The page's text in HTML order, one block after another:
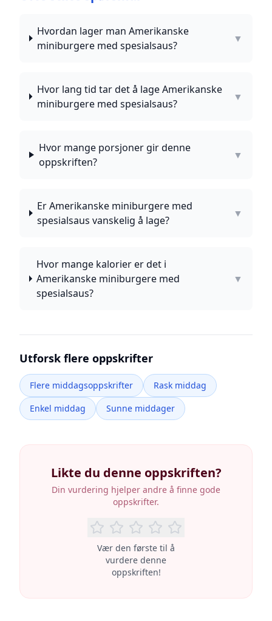
Hvordan lager man Amerikanske
miniburgere med spesialsaus?
▼
Hvor lang tid tar det å lage Amerikanske
miniburgere med spesialsaus?
▼
Hvor mange porsjoner gir denne
oppskriften?
▼
Er Amerikanske miniburgere med
spesialsaus vanskelig å lage?
▼
Hvor mange kalorier er det i
Amerikanske miniburgere med
spesialsaus?
▼
Utforsk flere oppskrifter
Flere middagsoppskrifter
Rask middag
Enkel middag
Sunne middager
Likte du denne oppskriften?
Din vurdering hjelper andre å finne gode
oppskrifter.
Vær den første til å
vurdere denne
oppskriften!